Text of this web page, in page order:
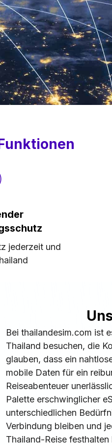
jederzeit und
Bei thailandesim.com ist
Thailand besuchen, die
glauben, dass ein
mobile Daten für ein
Reiseabenteuer
Palette erschwinglicher
unterschiedlichen
Verbindung bleiben und
Thailand-Reise festhalten